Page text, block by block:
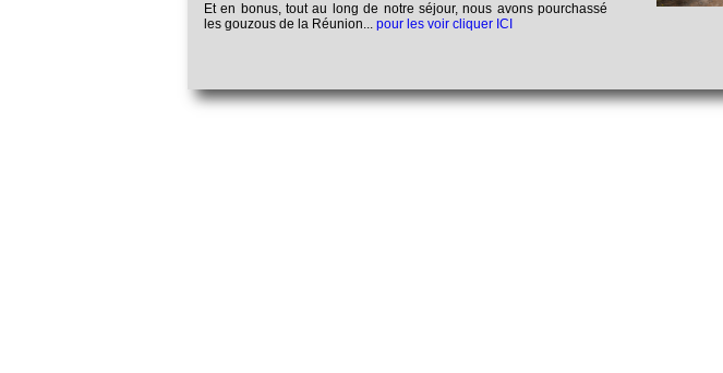
Et en bonus, tout au long de notre séjour, nous avons pourchassé
les gouzous de la Réunion... pour les voir cliquer ICI